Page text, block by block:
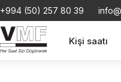
+994 (50) 257 80 39
Kişi saatı